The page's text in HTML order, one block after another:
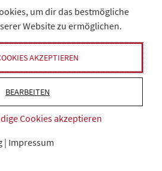
Uhr
- 22:00 Uhr
um dir das bestmögliche
Website zu ermöglichen.
AKZEPTIEREN
BEARBEITEN
Cookies akzeptieren
| Impressum